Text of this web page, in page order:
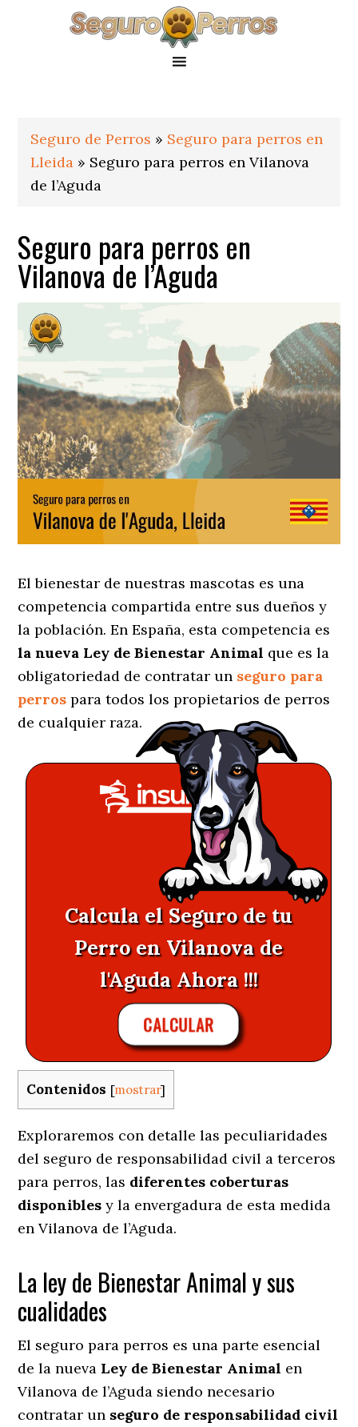
Seguro de Perros » Seguro para perros en
Lleida » Seguro para perros en Vilanova
de l’Aguda
Seguro para perros en
Vilanova de l’Aguda
El bienestar de nuestras mascotas es una
competencia compartida entre sus dueños y
la población. En España, esta competencia es
la nueva Ley de Bienestar Animal que es la
obligatoriedad de contratar un seguro para
perros para todos los propietarios de perros
de cualquier raza.
Calcula el Seguro de tu
Perro en Vilanova de
l'Aguda Ahora !!!
CALCULAR
Contenidos [mostrar]
Exploraremos con detalle las peculiaridades
del seguro de responsabilidad civil a terceros
para perros, las diferentes coberturas
disponibles y la envergadura de esta medida
en Vilanova de l’Aguda.
La ley de Bienestar Animal y sus
cualidades
El seguro para perros es una parte esencial
de la nueva Ley de Bienestar Animal en
Vilanova de l’Aguda siendo necesario
contratar un seguro de responsabilidad civil